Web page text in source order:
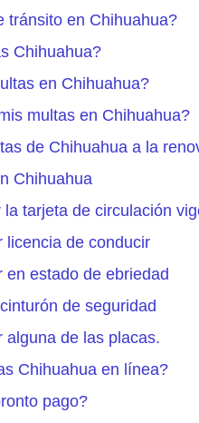
tránsito en Chihuahua?
Chihuahua?
en Chihuahua?
multas en Chihuahua?
de Chihuahua a la
Chihuahua
tarjeta de circulación
licencia de conducir
en estado de ebriedad
de seguridad
alguna de las placas.
Chihuahua en línea?
pago?